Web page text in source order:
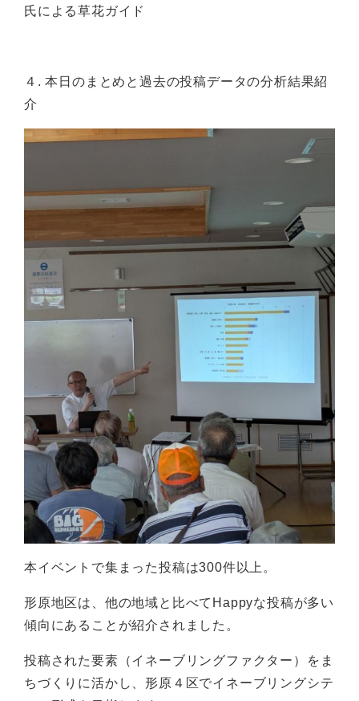
氏による草花ガイド
４. 本日のまとめと過去の投稿データの分析結果紹
介
本イベントで集まった投稿は300件以上。
形原地区は、他の地域と比べてHappyな投稿が多い
傾向にあることが紹介されました。
投稿された要素（イネーブリングファクター）をま
ちづくりに活かし、形原４区でイネーブリングシテ